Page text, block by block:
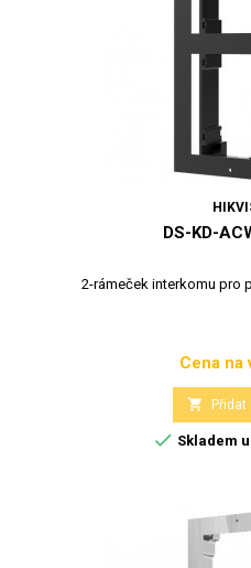
DS-KD-
2-rámeček interkomu pro
Cena na
 Přidat
 Skladem